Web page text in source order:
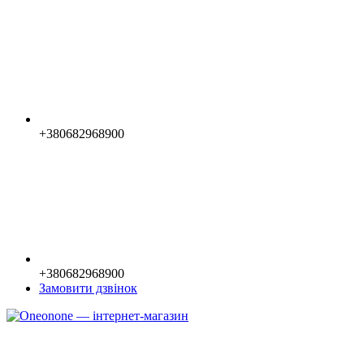
+380682968900
+380682968900
Замовити дзвінок